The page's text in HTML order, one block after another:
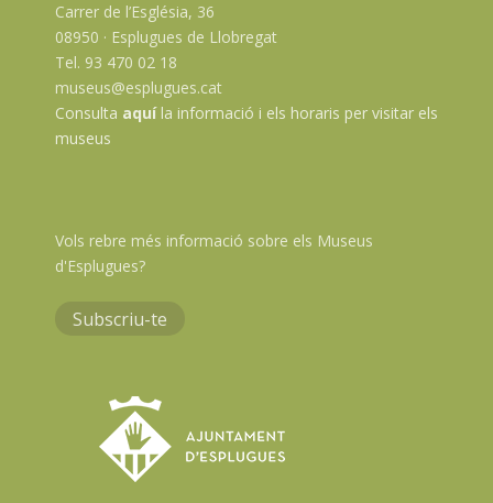
Carrer de l’Església, 36
08950 · Esplugues de Llobregat
Tel. 93 470 02 18
museus@esplugues.cat
Consulta aquíla informació i els horaris per visitar els
museus
Vols rebre més informació sobre els Museus
d'Esplugues?
Subscriu-te